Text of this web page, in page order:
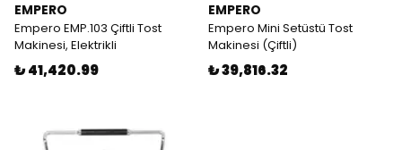
EMPERO
Empero EMP.103 Çiftli Tost
Makinesi, Elektrikli
₺ 41,420.99
EMPERO
Empero Mini Setüstü Tost
Makinesi (Çiftli)
₺ 39,816.32